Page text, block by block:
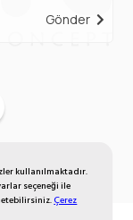
kullanılmaktadır.
seçeneği ile
Çerez
Gönder